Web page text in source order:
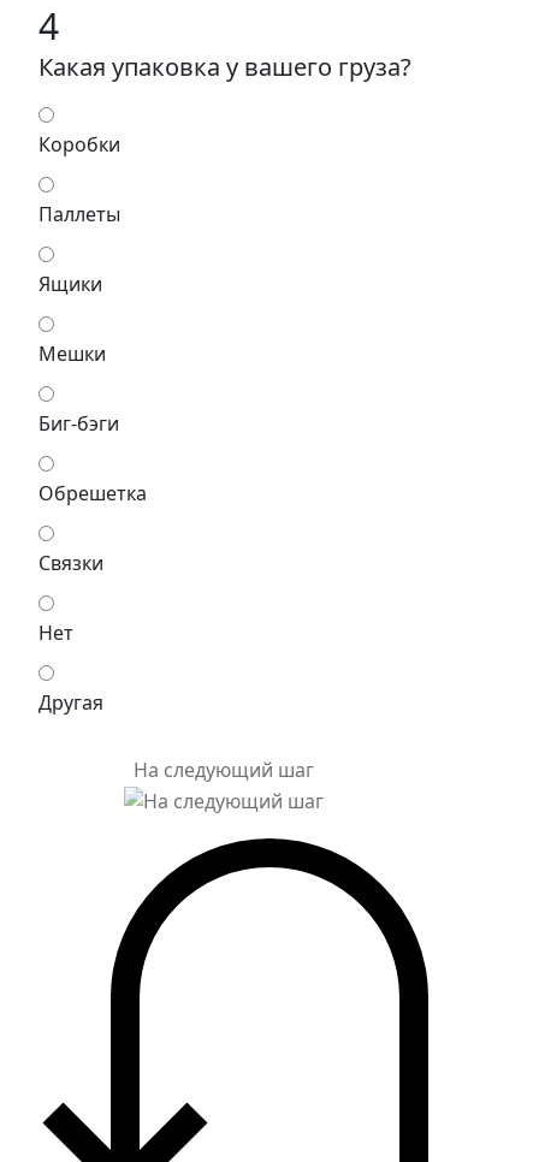
4
Какая упаковка у вашего груза?
Коробки
Паллеты
Ящики
Мешки
Биг-бэги
Обрешетка
Связки
Нет
Другая
На следующий шаг